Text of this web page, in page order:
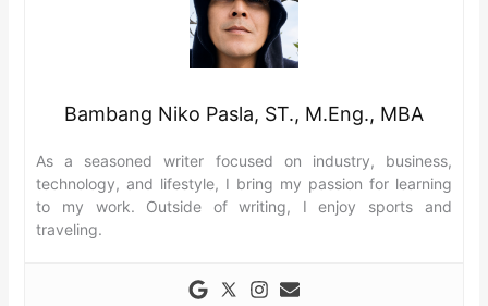
Bambang Niko Pasla, ST., M.Eng., MBA
As a seasoned writer focused on industry, business,
technology, and lifestyle, I bring my passion for learning
to my work. Outside of writing, I enjoy sports and
traveling.